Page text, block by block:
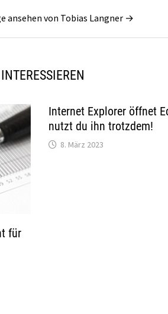
ansehen von Tobias Langner →
für
Internet Explorer öffnet
nutzt du ihn trotzdem!
8. März 2023